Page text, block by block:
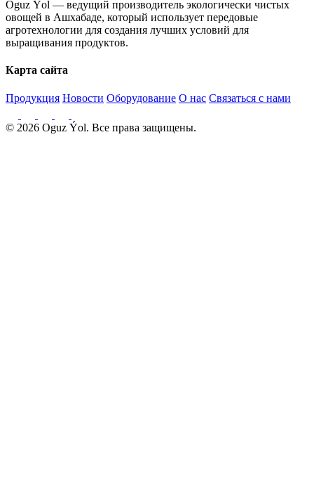
Oguz Ýol — ведущий производитель экологически чистых
овощей в Ашхабаде, который использует передовые
агротехнологии для создания лучших условий для
выращивания продуктов.
Карта сайта
Продукция Новости Оборудование О нас Связаться с нами
© 2026 Oguz Ýol. Все права защищены.